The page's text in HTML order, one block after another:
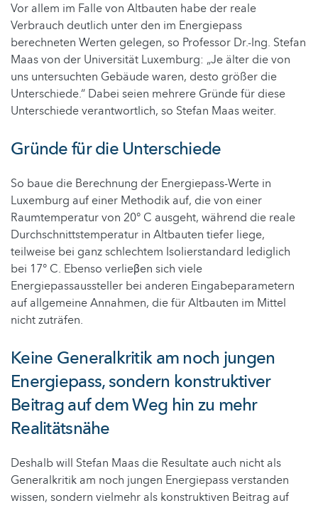
Vor allem im Falle von Altbauten habe der reale
Verbrauch deutlich unter den im Energiepass
berechneten Werten gelegen, so Professor Dr.-Ing. Stefan
Maas von der Universität Luxemburg: „Je älter die von
uns untersuchten Gebäude waren, desto größer die
Unterschiede.“ Dabei seien mehrere Gründe für diese
Unterschiede verantwortlich, so Stefan Maas weiter.
Gründe für die Unterschiede
So baue die Berechnung der Energiepass-Werte in
Luxemburg auf einer Methodik auf, die von einer
Raumtemperatur von 20° C ausgeht, während die reale
Durchschnittstemperatur in Altbauten tiefer liege,
teilweise bei ganz schlechtem Isolierstandard lediglich
bei 17° C. Ebenso verlieβen sich viele
Energiepassaussteller bei anderen Eingabeparametern
auf allgemeine Annahmen, die für Altbauten im Mittel
nicht zuträfen.
Keine Generalkritik am noch jungen
Energiepass, sondern konstruktiver
Beitrag auf dem Weg hin zu mehr
Realitätsnähe
Deshalb will Stefan Maas die Resultate auch nicht als
Generalkritik am noch jungen Energiepass verstanden
wissen, sondern vielmehr als konstruktiven Beitrag auf